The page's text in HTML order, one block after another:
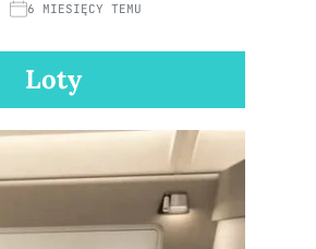
6 MIESIĘCY TEMU
Loty